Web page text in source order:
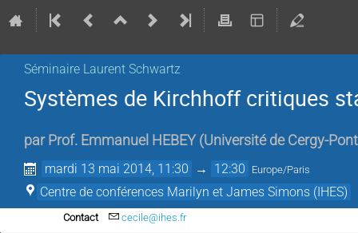
Séminaire Laurent Schwartz
Systèmes de Kirchhoff critiques
par Prof. Emmanuel HEBEY (Université de Cergy-
mardi 13 mai 2014, 11:30 → 12:30 Europe/Paris
Centre de conférences Marilyn et James Simons (IHES)
Contact cecile@ihes.fr